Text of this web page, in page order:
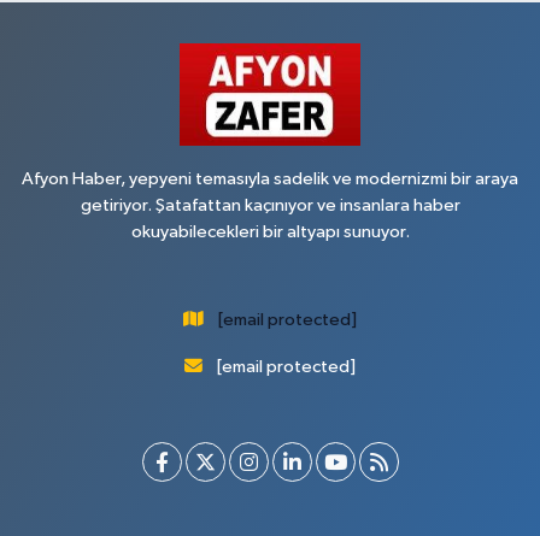
Afyon Haber, yepyeni temasıyla sadelik ve modernizmi bir araya
getiriyor. Şatafattan kaçınıyor ve insanlara haber
okuyabilecekleri bir altyapı sunuyor.
[email protected]
[email protected]